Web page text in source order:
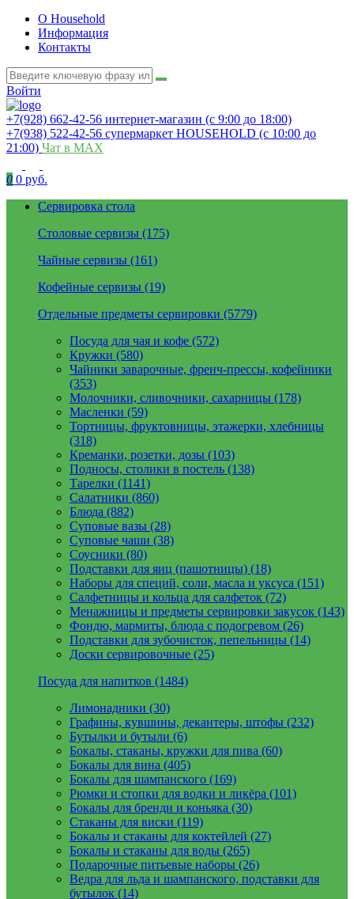
О Household
Информация
Контакты
Войти
+7(928) 662-42-56 интернет-магазин (с 9:00 до 18:00)
+7(938) 522-42-56 супермаркет HOUSEHOLD (с 10:00 до
21:00) Чат в MAX
0 0 руб.
Сервировка стола
Столовые сервизы (175)
Чайные сервизы (161)
Кофейные сервизы (19)
Отдельные предметы сервировки (5779)
Посуда для чая и кофе (572)
Кружки (580)
Чайники заварочные, френч-прессы, кофейники
(353)
Молочники, сливочники, сахарницы (178)
Масленки (59)
Тортницы, фруктовницы, этажерки, хлебницы
(318)
Креманки, розетки, дозы (103)
Подносы, столики в постель (138)
Тарелки (1141)
Салатники (860)
Блюда (882)
Суповые вазы (28)
Суповые чаши (38)
Соусники (80)
Подставки для яиц (пашотницы) (18)
Наборы для специй, соли, масла и уксуса (151)
Салфетницы и кольца для салфеток (72)
Менажницы и предметы сервировки закусок (143)
Фондю, мармиты, блюда с подогревом (26)
Подставки для зубочисток, пепельницы (14)
Доски сервировочные (25)
Посуда для напитков (1484)
Лимонадники (30)
Графины, кувшины, декантеры, штофы (232)
Бутылки и бутыли (6)
Бокалы, стаканы, кружки для пива (60)
Бокалы для вина (405)
Бокалы для шампанского (169)
Рюмки и стопки для водки и ликёра (101)
Бокалы для бренди и коньяка (30)
Стаканы для виски (119)
Бокалы и стаканы для коктейлей (27)
Бокалы и стаканы для воды (265)
Подарочные питьевые наборы (26)
Ведра для льда и шампанского, подставки для
бутылок (14)